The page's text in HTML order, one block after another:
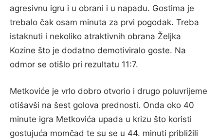
agresivnu igru i u obrani i u napadu. Gostima je
trebalo čak osam minuta za prvi pogodak. Treba
istaknuti i nekoliko atraktivnih obrana Željka
Kozine što je dodatno demotiviralo goste. Na
odmor se otišlo pri rezultatu 11:7.
Metkoviće je vrlo dobro otvorio i drugo poluvrijeme
otišavši na šest golova prednosti. Onda oko 40
minute igra Metkovića upada u krizu što koristi
gostujuća momčad te su se u 44. minuti približili